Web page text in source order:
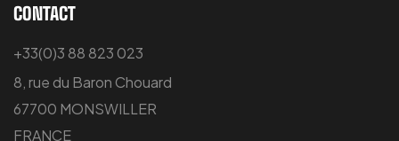
CONTACT
+33(0)3 88 823 023
8, rue du Baron Chouard
67700 MONSWILLER
FRANCE